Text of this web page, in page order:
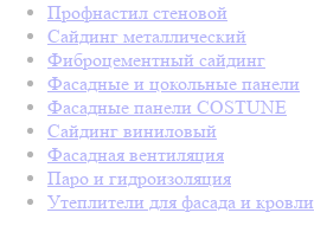
Профнастил стеновой
Сайдинг металлический
Фиброцементный сайдинг
Фасадные и цокольные панели
Фасадные панели COSTUNE
Сайдинг виниловый
Фасадная вентиляция
Паро и гидроизоляция
Утеплители для фасада и кровли